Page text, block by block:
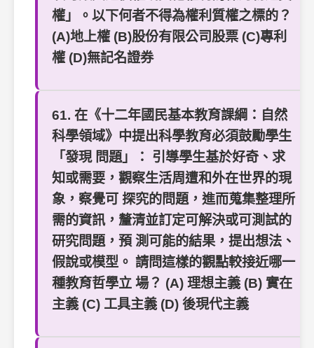
權」。以下何者不得為權利質權之標的？
(A)地上權 (B)股份有限公司股票 (C)專利
權 (D)無記名證券
61. 在《十二年國民基本教育課綱：自然
科學領域》中提出科學教育必須鼓勵學生
「發現 問題」： 引導學生基於好奇、求
知或需要，觀察生活周遭和外在世界的現
象，察覺可 探究的問題，進而蒐集整理所
需的資訊，釐清並訂定可解決或可測試的
研究問題，預 測可能的結果，提出想法、
假說或模型。 請問這樣的觀點較接近哪一
種教育哲學立 場？ (A) 理想主義 (B) 實在
主義 (C) 工具主義 (D) 後現代主義